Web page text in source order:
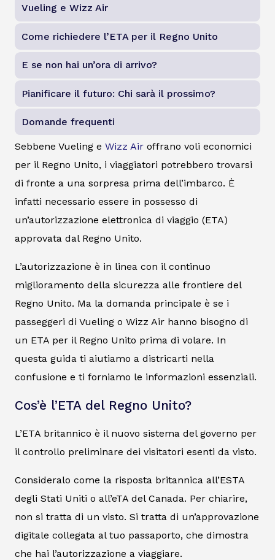
Vueling e Wizz Air
Come richiedere l’ETA per il Regno Unito
E se non hai un’ora di arrivo?
Pianificare il futuro: Chi sarà il prossimo?
Domande frequenti
Sebbene Vueling e Wizz Air offrano voli economici
per il Regno Unito, i viaggiatori potrebbero trovarsi
di fronte a una sorpresa prima dell’imbarco. È
infatti necessario essere in possesso di
un’autorizzazione elettronica di viaggio (ETA)
approvata dal Regno Unito.
L’autorizzazione è in linea con il continuo
miglioramento della sicurezza alle frontiere del
Regno Unito. Ma la domanda principale è se i
passeggeri di Vueling o Wizz Air hanno bisogno di
un ETA per il Regno Unito prima di volare. In
questa guida ti aiutiamo a districarti nella
confusione e ti forniamo le informazioni essenziali.
Cos’è l’ETA del Regno Unito?
L’ETA britannico è il nuovo sistema del governo per
il controllo preliminare dei visitatori esenti da visto.
Consideralo come la risposta britannica all’ESTA
degli Stati Uniti o all’eTA del Canada. Per chiarire,
non si tratta di un visto. Si tratta di un’approvazione
digitale collegata al tuo passaporto, che dimostra
che hai l’autorizzazione a viaggiare.